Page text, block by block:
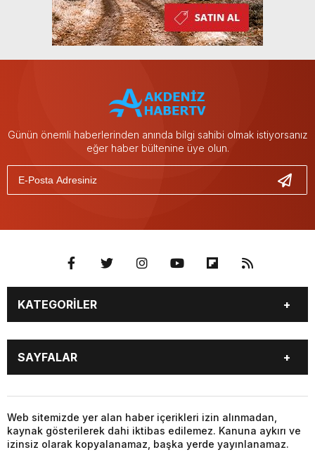
Günün önemli haberlerinden anında bilgi sahibi olmak istiyorsanız
eğer haber bültenine üye olun.
KATEGORİLER
GÜNDEM
SEKTÖR ÖZEL
DÜNYA
EKONOMİ
SPOR
SAYFALAR
DÜNYA
SİYASET
EKONOMİ
SPOR
Web sitemizde yer alan haber içerikleri izin alınmadan,
kaynak gösterilerek dahi iktibas edilemez. Kanuna aykırı ve
izinsiz olarak kopyalanamaz, başka yerde yayınlanamaz.